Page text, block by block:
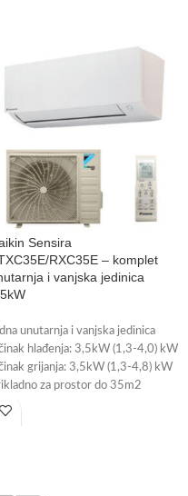
Sensira
RXC35E – komplet
i vanjska jedinica
unutarnja i vanjska jedinica
hlađenja: 3,5kW (1,3-4,0) kW
grijanja: 3,5kW (1,3-4,8) kW
za prostor do 35m2
klasa: A++